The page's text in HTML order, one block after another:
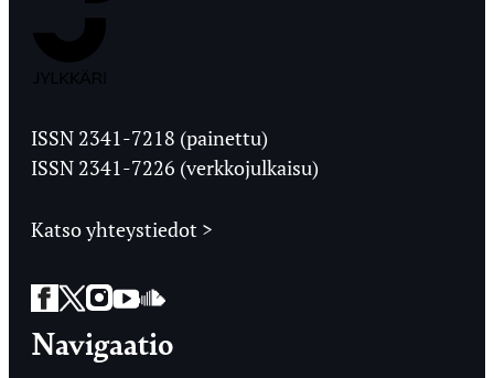
Ylioppilaslehti
ISSN 2341-7218 (painettu)
ISSN 2341-7226 (verkkojulkaisu)
Katso yhteystiedot >
Facebook
Twitter
Instagram
YouTube
SoundCloud
Navigaatio